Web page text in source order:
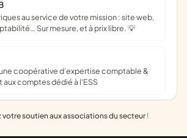
Sur mesure, et à prix libre. 💡
aux comptes dédié à l'ESS
soutien aux associations du secteur !